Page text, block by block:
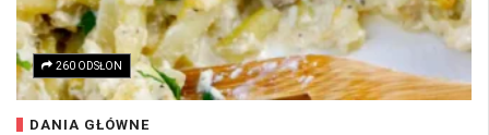
260 ODSŁON
DANIA GŁÓWNE